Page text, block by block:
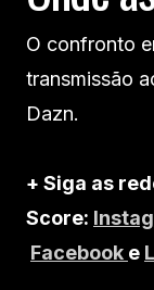
O confronto
transmissão
Dazn.
+ Siga as
Score:
Facebook e